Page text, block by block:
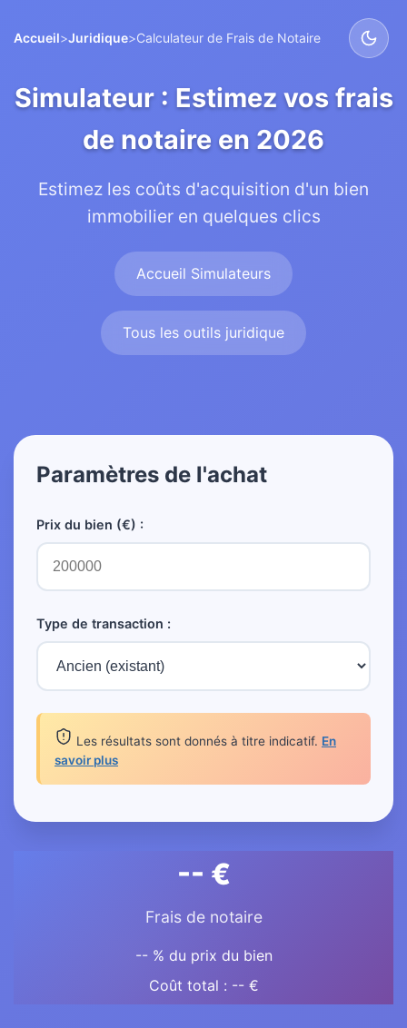
Accueil>Juridique>Calculateur de Frais de Notaire
Simulateur : Estimez vos frais
de notaire en 2026
Estimez les coûts d'acquisition d'un bien
immobilier en quelques clics
Accueil Simulateurs
Tous les outils juridique
Paramètres de l'achat
Prix du bien (€) :
Type de transaction :
Les résultats sont donnés à titre indicatif. En
savoir plus
-- €
Frais de notaire
-- % du prix du bien
Coût total : -- €